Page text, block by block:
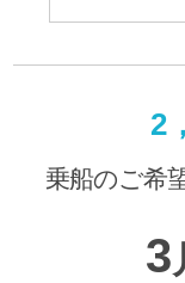
2
乗船のご希
3